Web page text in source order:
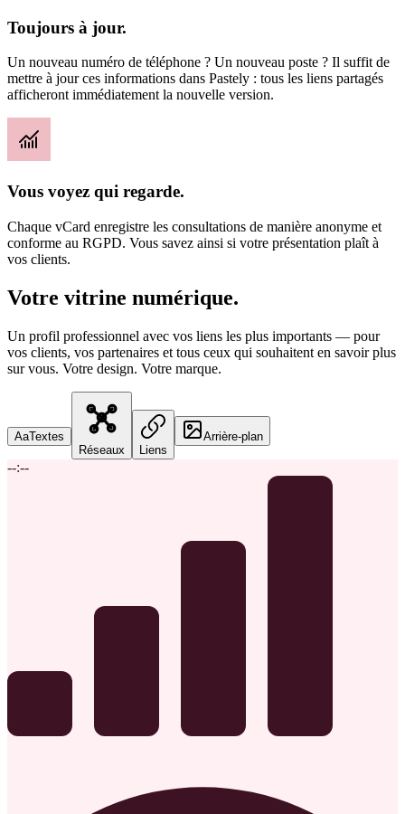
Toujours à jour.
Un nouveau numéro de téléphone ? Un nouveau poste ? Il suffit de
mettre à jour ces informations dans Pastely : tous les liens partagés
afficheront immédiatement la nouvelle version.
Vous voyez qui regarde.
Chaque vCard enregistre les consultations de manière anonyme et
conforme au RGPD. Vous savez ainsi si votre présentation plaît à
vos clients.
Votre vitrine numérique.
Un profil professionnel avec vos liens les plus importants — pour
vos clients, vos partenaires et tous ceux qui souhaitent en savoir plus
sur vous. Votre design. Votre marque.
AaTextes
Réseaux
Liens
Arrière-plan
--:--